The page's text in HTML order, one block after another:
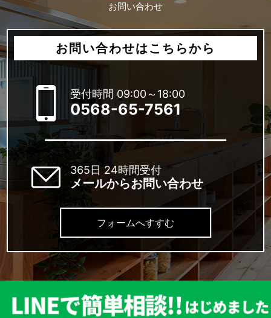
お問い合わせ
お問い合わせはこちらから
受付時間 09:00～18:00
0568-65-7561
365日 24時間受付
メールからお問い合わせ
フォームへすすむ